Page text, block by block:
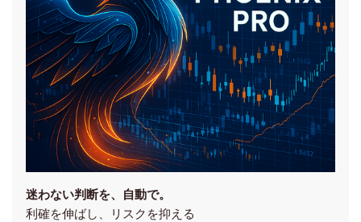
迷わない判断を、自動で。
利確を伸ばし、リスクを抑える